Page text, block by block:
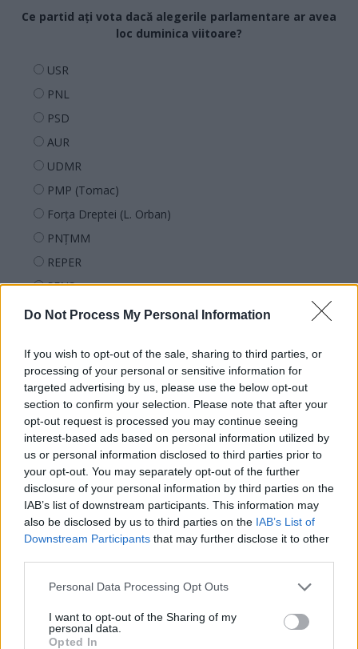
Do Not Process My Personal Information
If you wish to opt-out of the sale, sharing to third parties, or
processing of your personal or sensitive information for
targeted advertising by us, please use the below opt-out
section to confirm your selection. Please note that after your
opt-out request is processed you may continue seeing
interest-based ads based on personal information utilized by
us or personal information disclosed to third parties prior to
your opt-out. You may separately opt-out of the further
disclosure of your personal information by third parties on the
IAB’s list of downstream participants. This information may
also be disclosed by us to third parties on the IAB’s List of
Downstream Participants that may further disclose it to other
Personal Data Processing Opt Outs
I want to opt-out of the Sharing of my
personal data.
Opted In
Ce partid ați vota dacă alegerile parlamentare ar avea
loc duminica viitoare?
USR
PNL
PSD
AUR
UDMR
PMP (Tomac)
Forța Dreptei (L. Orban)
PNȚMM
REPER
SENS
SOS (Șoșoacă)
PACE (Peia)
Acțiunea Conservatoare (Târziu)
PDF (Lazarus)
PUSL (D. Voiculescu)
PNȚCD (Pavelescu)
PNCR (Terheș)
Partidul Patrioților (Surugiu)
FAR (Coarnă)
România pe Primul Loc (Ponta)